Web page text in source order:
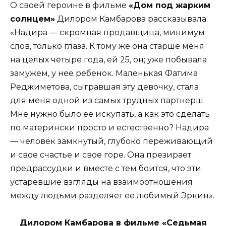
О своей героине в фильме «Дом под жарким
солнцем» Дилором Камбарова рассказывала:
«Надира — скромная продавщица, минимум
слов, только глаза. К тому же она старше меня
на целых четыре года, ей 25, он; уже побывала
замужем, у нее ребенок. Маленькая Фатима
Реджиметова, сыгравшая эту девочку, стала
для меня одной из самых трудных партнерш.
Мне нужно было ее искупать, а как это сделать
по матерински просто и естественно? Надира
— человек замкнутый, глубоко переживающий
и свое счастье и свое горе. Она презирает
предрассудки и вместе с тем боится, что эти
устаревшие взгляды на взаимоотношения
между людьми разделяет ее любимый Эркин».
Дилором Камбарова в фильме «Седьмая